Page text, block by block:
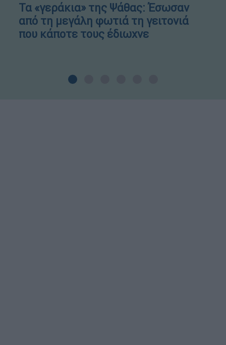
Τα «γεράκια» της Ψάθας: Έσωσαν
από τη μεγάλη φωτιά τη γειτονιά
που κάποτε τους έδιωχνε